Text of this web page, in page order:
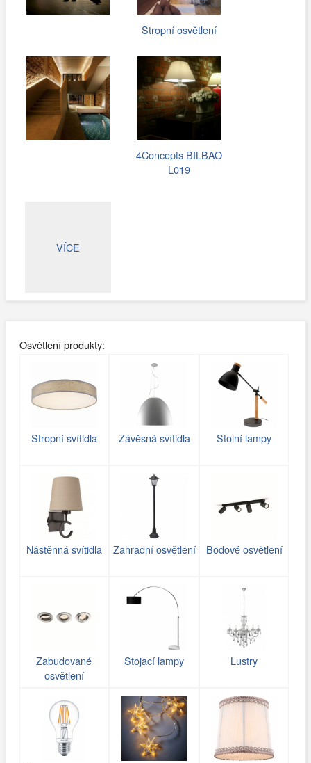
Stropní osvětlení
4Concepts BILBAO
L019
VÍCE
Osvětlení produkty:
Stropní svítidla Závěsná svítidla Stolní lampy
Nástěnná svítidla Zahradní osvětlení Bodové osvětlení
Zabudované
osvětlení
Stojací lampy Lustry